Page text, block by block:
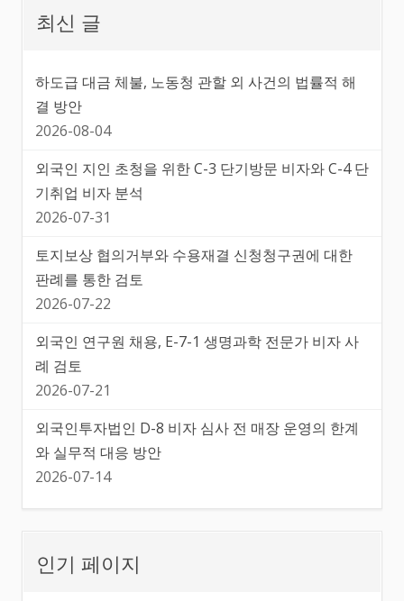
최신 글
하도급 대금 체불, 노동청 관할 외 사건의 법률적 해
결 방안
2026-08-04
외국인 지인 초청을 위한 C-3 단기방문 비자와 C-4 단
기취업 비자 분석
2026-07-31
토지보상 협의거부와 수용재결 신청청구권에 대한
판례를 통한 검토
2026-07-22
외국인 연구원 채용, E-7-1 생명과학 전문가 비자 사
례 검토
2026-07-21
외국인투자법인 D-8 비자 심사 전 매장 운영의 한계
와 실무적 대응 방안
2026-07-14
인기 페이지